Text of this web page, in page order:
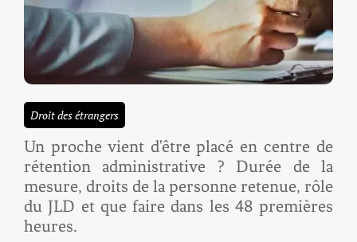
Droit des étrangers
Un proche vient d'être placé en centre de
rétention administrative ? Durée de la
mesure, droits de la personne retenue, rôle
du JLD et que faire dans les 48 premières
heures.